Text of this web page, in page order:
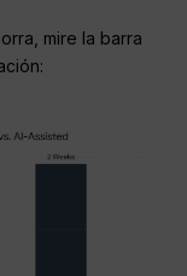
mire la barra